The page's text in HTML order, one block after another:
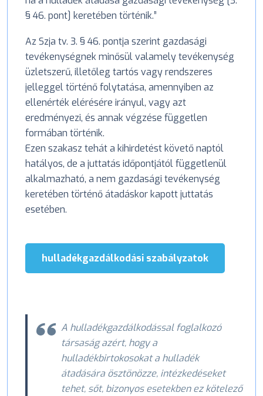
§ 46. pont] keretében történik.”
Az Szja tv. 3. § 46. pontja szerint gazdasági
tevékenységnek minősül valamely tevékenység
üzletszerű, illetőleg tartós vagy rendszeres
jelleggel történő folytatása, amennyiben az
ellenérték elérésére irányul, vagy azt
eredményezi, és annak végzése független
formában történik.
Ezen szakasz tehát a kihirdetést követő naptól
hatályos, de a juttatás időpontjától függetlenül
alkalmazható, a nem gazdasági tevékenység
keretében történő átadáskor kapott juttatás
esetében.
hulladékgazdálkodási szabályzatok
A hulladékgazdálkodással foglalkozó
társaság azért, hogy a
hulladékbirtokosokat a hulladék
átadására ösztönözze, intézkedéseket
tehet, sőt, bizonyos esetekben ez kötelező